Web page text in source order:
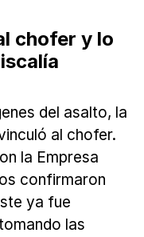
chofer y lo
del asalto, la
al chofer.
la Empresa
confirmaron
ya fue
las